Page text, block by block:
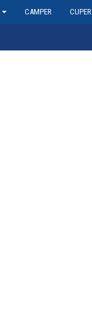
CAMPER CUPER